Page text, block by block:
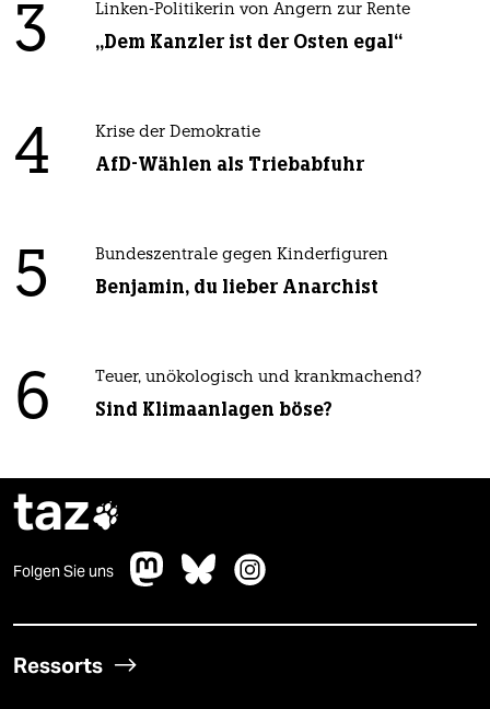
3 Linken-Politikerin von Angern zur Rente
„Dem Kanzler ist der Osten egal“
4 Krise der Demokratie
AfD-Wählen als Triebabfuhr
5 Bundeszentrale gegen Kinderfiguren
Benjamin, du lieber Anarchist
6 Teuer, unökologisch und krankmachend?
Sind Klimaanlagen böse?
taz
Folgen Sie uns
Ressorts